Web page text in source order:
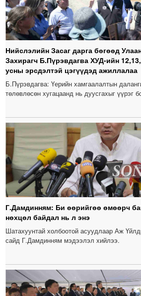
Нийслэлийн Засаг дарга бөгөөд
Захирагч Б.Пүрэвдагва ХУД-ийн
усны эрсдэлтэй цэгүүдэд ажиллалаа
Б.Пүрэвдагва: Үерийн хамгаалалтын
төлөвлөсөн хугацаанд нь дуусгахыг үүрэг
Г.Дамдинням: Би өөрийгөө өмөөрч
нөхцөл байдал нь л энэ
Шатахуунтай холбоотой асуудлаар Аж
сайд Г.Дамдинням мэдээлэл хийлээ.